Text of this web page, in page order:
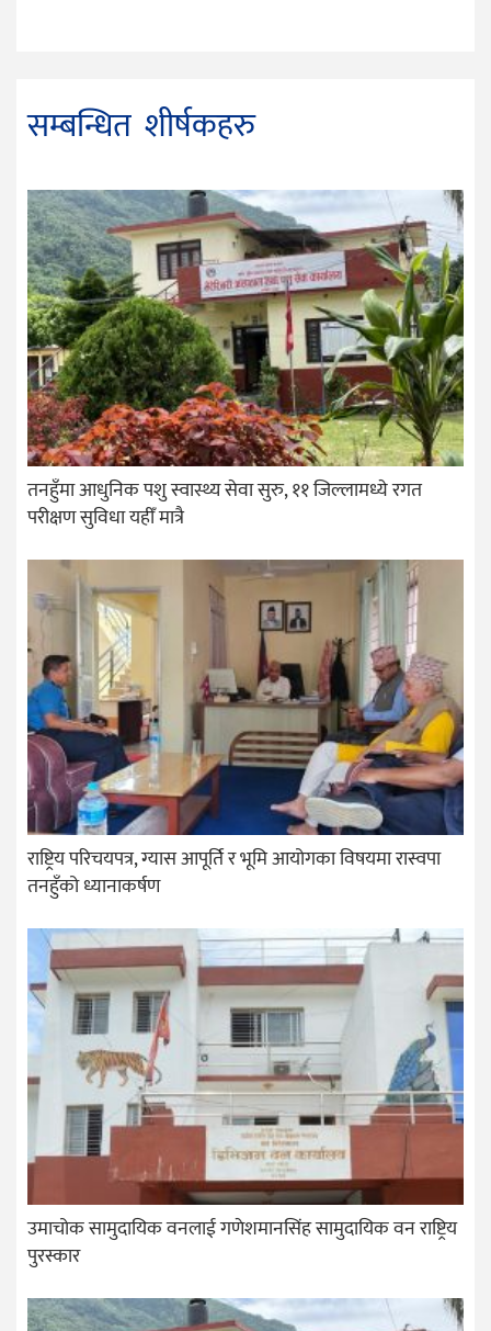
सम्बन्धित शीर्षकहरु
तनहुँमा आधुनिक पशु स्वास्थ्य सेवा सुरु, ११ जिल्लामध्ये रगत
परीक्षण सुविधा यहीँ मात्रै
राष्ट्रिय परिचयपत्र, ग्यास आपूर्ति र भूमि आयोगका विषयमा रास्वपा
तनहुँको ध्यानाकर्षण
उमाचोक सामुदायिक वनलाई गणेशमानसिंह सामुदायिक वन राष्ट्रिय
पुरस्कार